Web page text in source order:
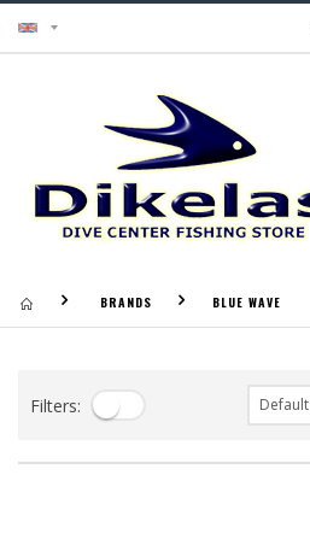
BRANDS BLUE WAVE
Filters: